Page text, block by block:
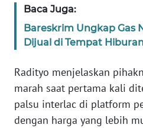
Baca Juga:
Bareskrim Ungkap Gas
Dijual di Tempat
Radityo menjelaskan
marah saat pertama kali
palsu interlac di platform
dengan harga yang lebih
MEDIA
SIBER
REDAKSI
KARIR